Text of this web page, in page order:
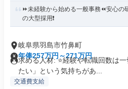
⏩️未経験から始める一般事務⏪️安心の
の大型採用❗️
岐阜県羽島市竹鼻町
年俸257万円～271万円
求める人材: ⭐️経験や転職回数は
たい」という気持ちがあ...
交通費支給